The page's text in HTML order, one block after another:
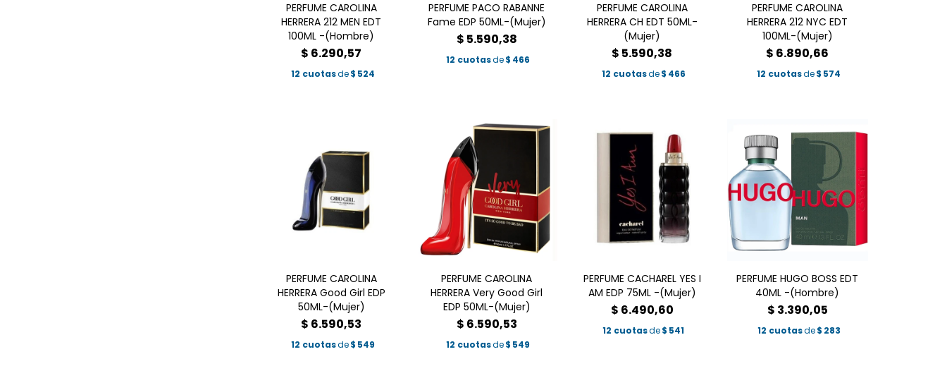
PERFUME CAROLINA
HERRERA 212 MEN EDT
100ML -(Hombre)
$ 6.290,57
12 cuotasde$ 524
PERFUME PACO RABANNE
Fame EDP 50ML-(Mujer)
$ 5.590,38
12 cuotasde$ 466
PERFUME CAROLINA
HERRERA CH EDT 50ML-
(Mujer)
$ 5.590,38
12 cuotasde$ 466
PERFUME CAROLINA
HERRERA 212 NYC EDT
100ML-(Mujer)
$ 6.890,66
12 cuotasde$ 574
PERFUME CAROLINA
HERRERA Good Girl EDP
50ML-(Mujer)
$ 6.590,53
12 cuotasde$ 549
PERFUME CAROLINA
HERRERA Very Good Girl
EDP 50ML-(Mujer)
$ 6.590,53
12 cuotasde$ 549
PERFUME CACHAREL YES I
AM EDP 75ML -(Mujer)
$ 6.490,60
12 cuotasde$ 541
PERFUME HUGO BOSS EDT
40ML -(Hombre)
$ 3.390,05
12 cuotasde$ 283